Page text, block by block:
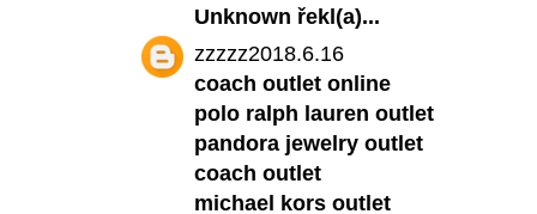
Unknown řekl(a)...
zzzzz2018.6.16
coach outlet online
polo ralph lauren outlet
pandora jewelry outlet
coach outlet
michael kors outlet